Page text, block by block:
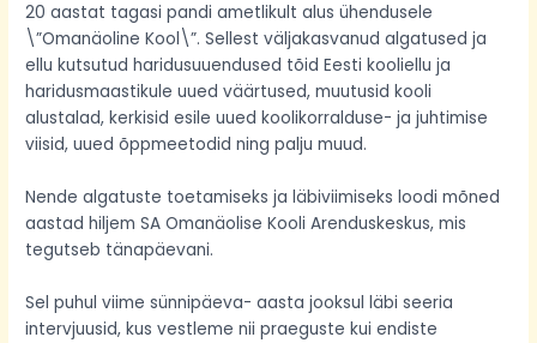
20 aastat tagasi pandi ametlikult alus ühendusele
\”Omanäoline Kool\”. Sellest väljakasvanud algatused ja
ellu kutsutud haridusuuendused tõid Eesti kooliellu ja
haridusmaastikule uued väärtused, muutusid kooli
alustalad, kerkisid esile uued koolikorralduse- ja juhtimise
viisid, uued õppmeetodid ning palju muud.
Nende algatuste toetamiseks ja läbiviimiseks loodi mõned
aastad hiljem SA Omanäolise Kooli Arenduskeskus, mis
tegutseb tänapäevani.
Sel puhul viime sünnipäeva- aasta jooksul läbi seeria
intervjuusid, kus vestleme nii praeguste kui endiste